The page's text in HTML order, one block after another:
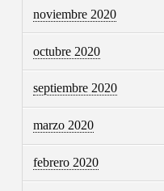
noviembre 2020
octubre 2020
septiembre 2020
marzo 2020
febrero 2020